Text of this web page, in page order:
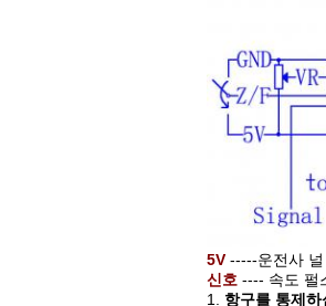
5V -----운전사
신호 ---- 속도 펄
1. 항구를 통제하